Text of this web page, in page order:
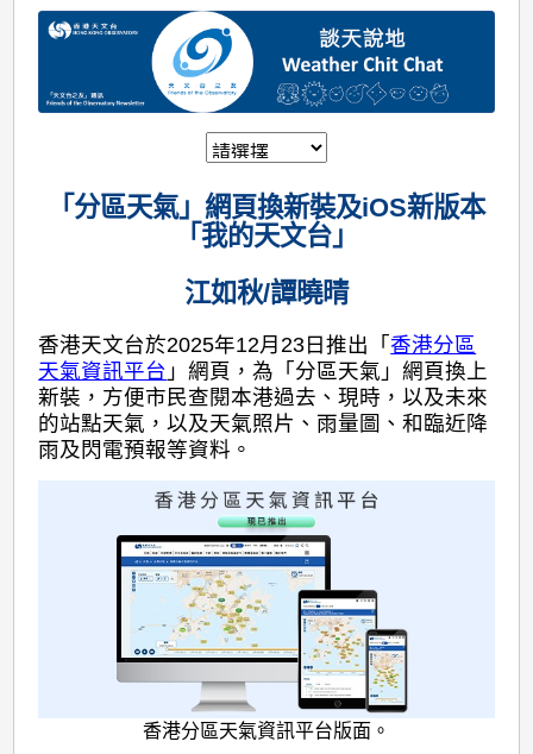
「分區天氣」網頁換新裝及iOS新版本
「我的天文台」
江如秋/譚曉晴
香港天文台於2025年12月23日推出「香港分區
天氣資訊平台 」網頁，為「分區天氣」網頁換上
新裝，方便市民查閱本港過去、現時，以及未來
的站點天氣，以及天氣照片、雨量圖、和臨近降
雨及閃電預報等資料。
香港分區天氣資訊平台版面。